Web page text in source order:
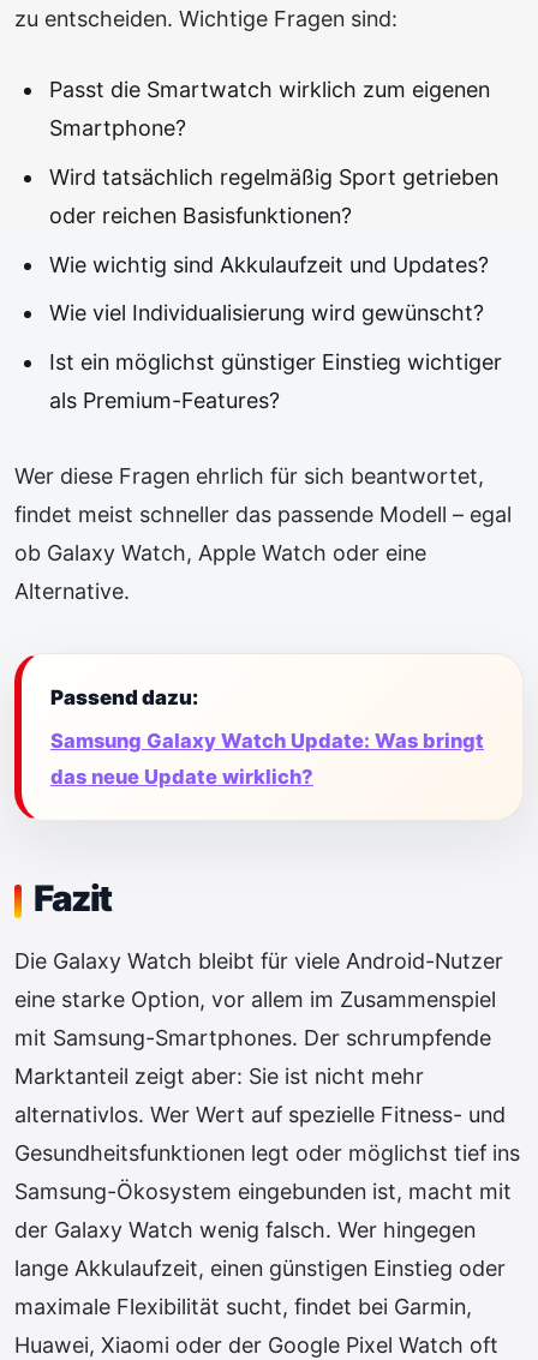
zu entscheiden. Wichtige Fragen sind:
Passt die Smartwatch wirklich zum eigenen
Smartphone?
Wird tatsächlich regelmäßig Sport getrieben
oder reichen Basisfunktionen?
Wie wichtig sind Akkulaufzeit und Updates?
Wie viel Individualisierung wird gewünscht?
Ist ein möglichst günstiger Einstieg wichtiger
als Premium-Features?
Wer diese Fragen ehrlich für sich beantwortet,
findet meist schneller das passende Modell – egal
ob Galaxy Watch, Apple Watch oder eine
Alternative.
Passend dazu:
Samsung Galaxy Watch Update: Was bringt
das neue Update wirklich?
Fazit
Die Galaxy Watch bleibt für viele Android-Nutzer
eine starke Option, vor allem im Zusammenspiel
mit Samsung-Smartphones. Der schrumpfende
Marktanteil zeigt aber: Sie ist nicht mehr
alternativlos. Wer Wert auf spezielle Fitness- und
Gesundheitsfunktionen legt oder möglichst tief ins
Samsung-Ökosystem eingebunden ist, macht mit
der Galaxy Watch wenig falsch. Wer hingegen
lange Akkulaufzeit, einen günstigen Einstieg oder
maximale Flexibilität sucht, findet bei Garmin,
Huawei, Xiaomi oder der Google Pixel Watch oft